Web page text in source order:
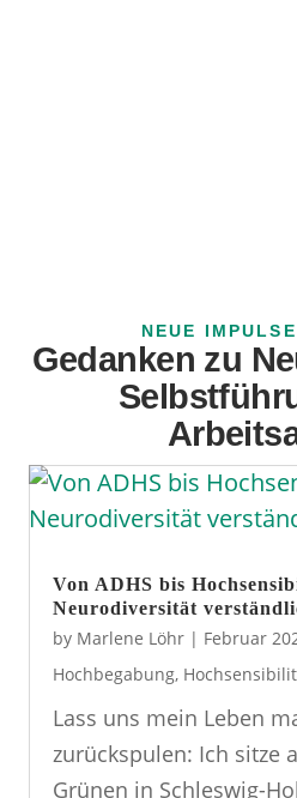
NEUE
Gedanken zu
Von ADHS bis
Neurodiversität
by Marlene Löhr | Februar
Hochbegabung,
Lass uns mein Leben
zurückspulen: Ich sitze
Grünen in Schleswig-